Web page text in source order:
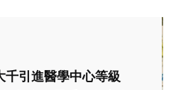
千引進醫學中心等級